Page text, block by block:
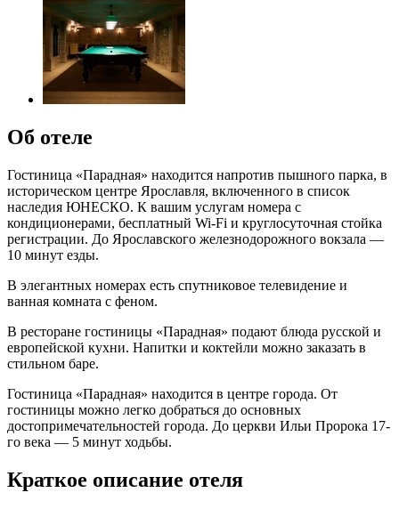
Об отеле
Гостиница «Парадная» находится напротив пышного парка, в
историческом центре Ярославля, включенного в список
наследия ЮНЕСКО. К вашим услугам номера с
кондиционерами, бесплатный Wi-Fi и круглосуточная стойка
регистрации. До Ярославского железнодорожного вокзала —
10 минут езды.
В элегантных номерах есть спутниковое телевидение и
ванная комната с феном.
В ресторане гостиницы «Парадная» подают блюда русской и
европейской кухни. Напитки и коктейли можно заказать в
стильном баре.
Гостиница «Парадная» находится в центре города. От
гостиницы можно легко добраться до основных
достопримечательностей города. До церкви Ильи Пророка 17-
го века — 5 минут ходьбы.
Краткое описание отеля